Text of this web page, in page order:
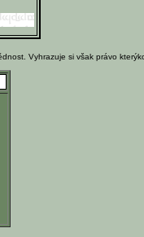
Vyhrazuje si však právo